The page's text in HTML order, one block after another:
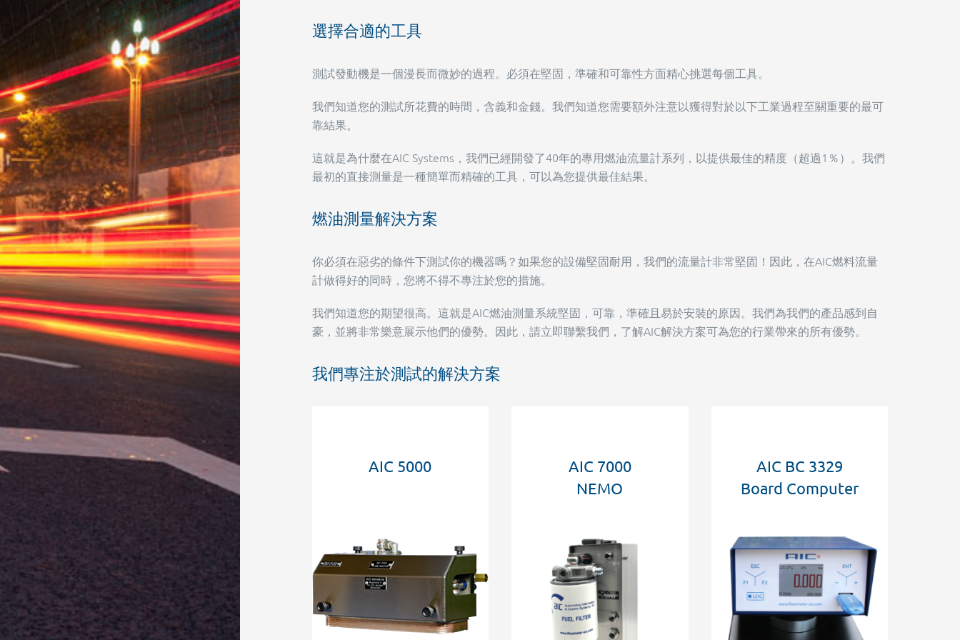
選擇合適的工具
測試發動機是一個漫長而微妙的過程。必須在堅固，準確和可靠性方面精心挑選每個工具。
我們知道您的測試所花費的時間，含義和金錢。我們知道您需要額外注意以獲得對於以下工業過程至關重要的最可
靠結果。
這就是為什麼在AIC Systems，我們已經開發了40年的專用燃油流量計系列，以提供最佳的精度（超過1％）。我們
最初的直接測量是一種簡單而精確的工具，可以為您提供最佳結果。
燃油測量解決方案
你必須在惡劣的條件下測試你的機器嗎？如果您的設備堅固耐用，我們的流量計非常堅固！因此，在AIC燃料流量
計做得好的同時，您將不得不專注於您的措施。
我們知道您的期望很高。這就是AIC燃油測量系統堅固，可靠，準確且易於安裝的原因。我們為我們的產品感到自
豪，並將非常樂意展示他們的優勢。因此，請立即聯繫我們，了解AIC解決方案可為您的行業帶來的所有優勢。
我們專注於測試的解決方案
AIC 5000
AIC 7000
NEMO
AIC BC 3329
Board Computer